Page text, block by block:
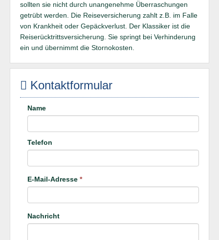
sollten sie nicht durch unangenehme Überraschungen
getrübt werden. Die Reiseversicherung zahlt z.B. im Falle
von Krankheit oder Gepäckverlust. Der Klassiker ist die
Reiserücktrittsversicherung. Sie springt bei Verhinderung
ein und übernimmt die Stornokosten.
Kontaktformular
Name
Telefon
E-Mail-Adresse *
Nachricht